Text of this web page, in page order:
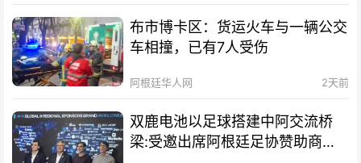
布市博卡区：货运火车与一辆公交
车相撞，已有7人受伤
阿根廷华人网 2天前
双鹿电池以足球搭建中阿交流桥
梁:受邀出席阿根廷足协赞助商招